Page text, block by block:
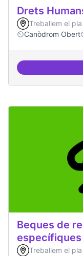
Drets
Treballem el
Canòdrom Obert
Beques de
específiques
Treballem el